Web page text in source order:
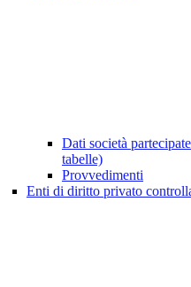
Dati società
tabelle)
Provvedimenti
Enti di diritto privato